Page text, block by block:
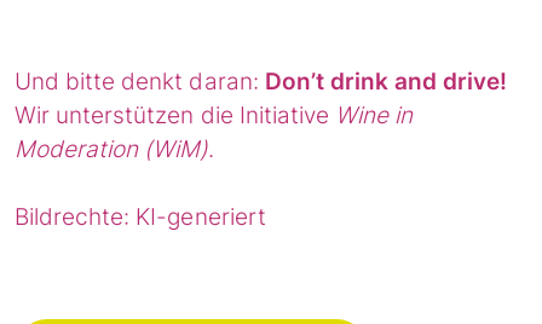
Und bitte denkt daran: Don’t drink and drive!
Wir unterstützen die Initiative Wine in
Moderation (WiM).
Bildrechte: KI-generiert